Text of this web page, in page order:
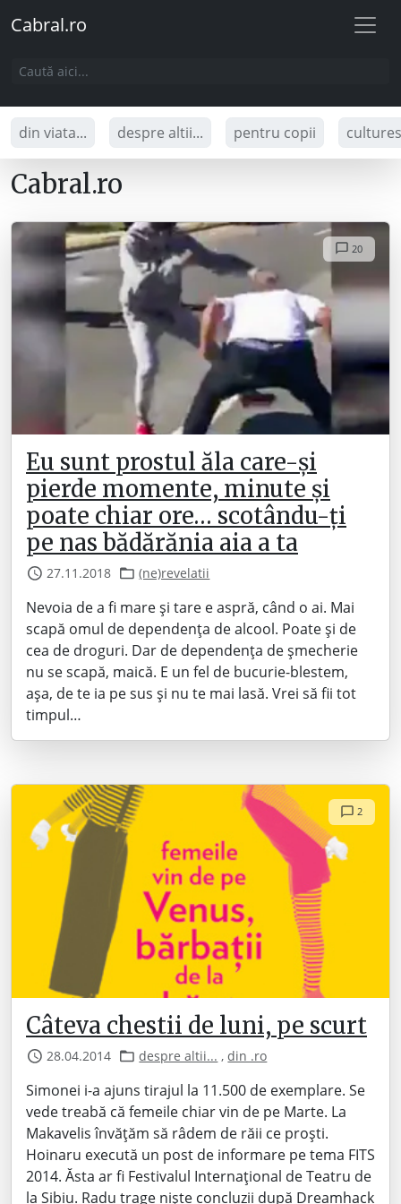
Cabral.ro
din viata... despre altii... pentru copii
Cabral.ro
20
Eu sunt prostul ăla care-și
pierde momente, minute și
poate chiar ore… scotându-ți
pe nas bădărănia aia a ta
27.11.2018 (ne)revelatii
Nevoia de a fi mare și tare e aspră, când o ai. Mai
scapă omul de dependența de alcool. Poate și de
cea de droguri. Dar de dependența de șmecherie
nu se scapă, maică. E un fel de bucurie-blestem,
așa, de te ia pe sus și nu te mai lasă. Vrei să fii tot
timpul…
2
Câteva chestii de luni, pe scurt
28.04.2014 despre altii... ,din .ro
Simonei i-a ajuns tirajul la 11.500 de exemplare. Se
vede treabă că femeile chiar vin de pe Marte. La
Makavelis învățăm să râdem de răii ce proști.
Hoinaru execută un post de informare pe tema FITS
2014. Ăsta ar fi Festivalul Internațional de Teatru de
la Sibiu. Radu trage niște concluzii după Dreamhack